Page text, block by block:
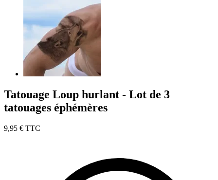
Tatouage Loup hurlant - Lot de 3
tatouages éphémères
9,95 € TTC